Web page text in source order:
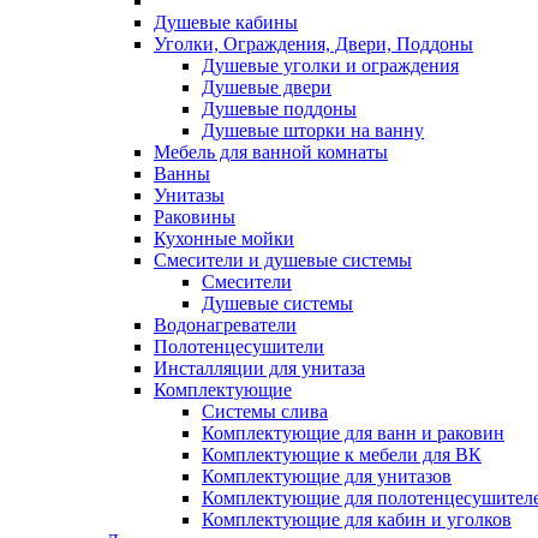
Душевые кабины
Уголки, Ограждения, Двери, Поддоны
Душевые уголки и ограждения
Душевые двери
Душевые поддоны
Душевые шторки на ванну
Мебель для ванной комнаты
Ванны
Унитазы
Раковины
Кухонные мойки
Смесители и душевые системы
Смесители
Душевые системы
Водонагреватели
Полотенцесушители
Инсталляции для унитаза
Комплектующие
Системы слива
Комплектующие для ванн и раковин
Комплектующие к мебели для ВК
Комплектующие для унитазов
Комплектующие для
Комплектующие для кабин и уголков